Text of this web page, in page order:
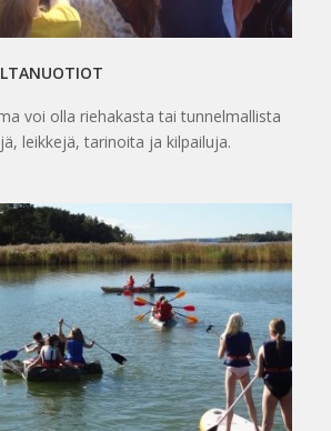
voi olla riehakasta tai tunnelmallista
leikkejä, tarinoita ja kilpailuja.